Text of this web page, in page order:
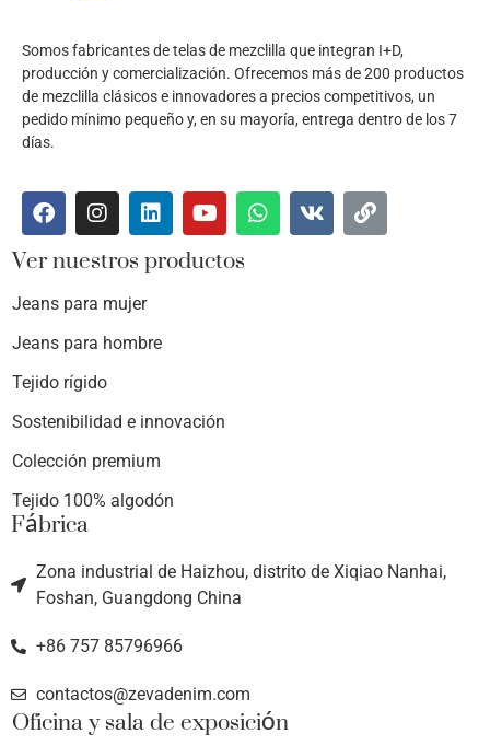
Somos fabricantes de telas de mezclilla que integran I+D,
producción y comercialización. Ofrecemos más de 200 productos
de mezclilla clásicos e innovadores a precios competitivos, un
pedido mínimo pequeño y, en su mayoría, entrega dentro de los 7
días.
Ver nuestros productos
Jeans para mujer
Jeans para hombre
Tejido rígido
Sostenibilidad e innovación
Colección premium
Tejido 100% algodón
Fábrica
Zona industrial de Haizhou, distrito de Xiqiao Nanhai,
Foshan, Guangdong China
+86 757 85796966
contactos@zevadenim.com
Oficina y sala de exposición